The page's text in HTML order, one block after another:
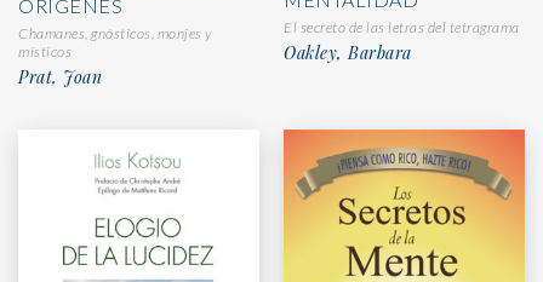
ORÍGENES
Chamanes, gnósticos, monjes y
místicos
Prat, Joan
El secreto de las letras del tetragrama
Oakley, Barbara